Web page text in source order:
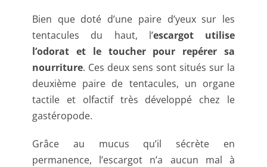
Bien que doté d’une paire d’yeux sur les
tentacules du haut, l’escargot utilise
l’odorat et le toucher pour repérer sa
nourriture. Ces deux sens sont situés sur la
deuxième paire de tentacules, un organe
tactile et olfactif très développé chez le
gastéropode.
Grâce au mucus qu’il sécrète en
permanence, l’escargot n’a aucun mal à